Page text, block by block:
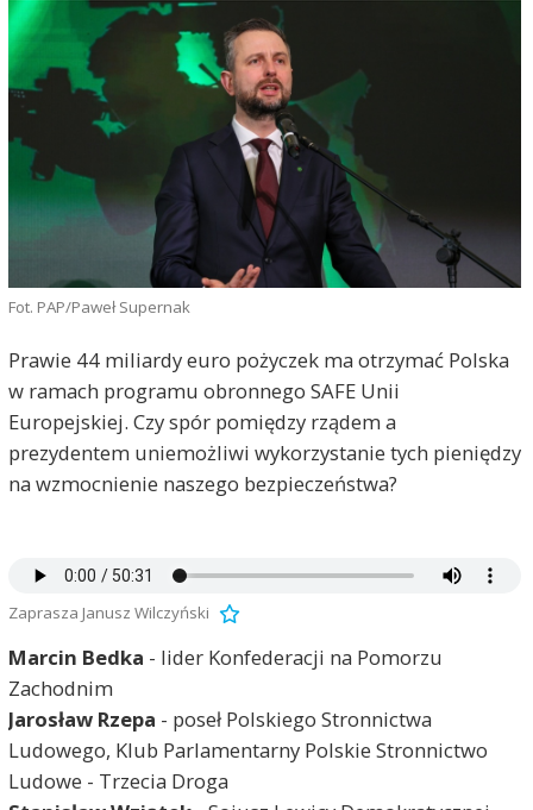
Fot. PAP/Paweł Supernak
Prawie 44 miliardy euro pożyczek ma otrzymać Polska
w ramach programu obronnego SAFE Unii
Europejskiej. Czy spór pomiędzy rządem a
prezydentem uniemożliwi wykorzystanie tych pieniędzy
na wzmocnienie naszego bezpieczeństwa?
Zaprasza Janusz Wilczyński
Marcin Bedka - lider Konfederacji na Pomorzu
Zachodnim
Jarosław Rzepa - poseł Polskiego Stronnictwa
Ludowego, Klub Parlamentarny Polskie Stronnictwo
Ludowe - Trzecia Droga